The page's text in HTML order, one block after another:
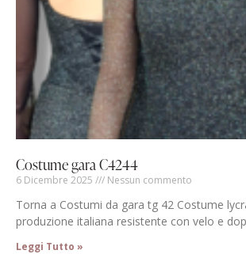
Costume gara C4244
6 Dicembre 2025 Nessun commento
Torna a Costumi da gara tg 42 Costume
produzione italiana resistente con velo e
Leggi Tutto »